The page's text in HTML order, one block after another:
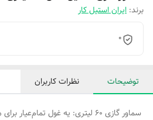
برند: ایران استیل کار
0
توضیحات نظرات کاربران
سماور گازی 60 لیتری: یه غول